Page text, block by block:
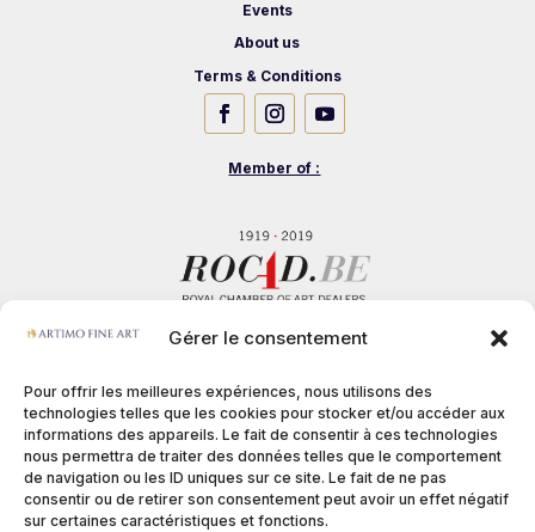
Gérer le consentement
Pour offrir les meilleures expériences, nous utilisons des
technologies telles que les cookies pour stocker et/ou accéder aux
informations des appareils. Le fait de consentir à ces technologies
nous permettra de traiter des données telles que le comportement
de navigation ou les ID uniques sur ce site. Le fait de ne pas
consentir ou de retirer son consentement peut avoir un effet négatif
sur certaines caractéristiques et fonctions.
Events
About us
Terms & Conditions
Member of :